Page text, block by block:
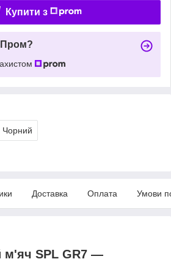
Купити з
Пром?
Чорний
Доставка Оплата Умови
м'яч SPL GR7 —